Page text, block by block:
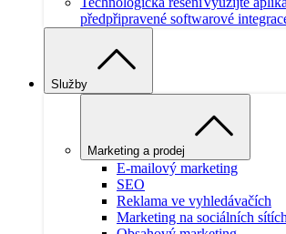
předpřipravené softwarové
Služby
Marketing a prodej
E-mailový marketing
SEO
Reklama ve vyhledávačích
Marketing na sociálních sítích